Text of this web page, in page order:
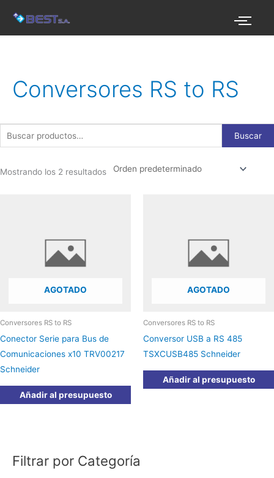
contenido
Filtrar por Categoría
Conversores RS to RS
Buscar
Mostrando los 2 resultados
AGOTADO
Conversores RS to RS
Conector Serie para Bus de
Comunicaciones x10 TRV00217
Schneider
Añadir al presupuesto
AGOTADO
Conversores RS to RS
Conversor USB a RS 485
TSXCUSB485 Schneider
Añadir al presupuesto